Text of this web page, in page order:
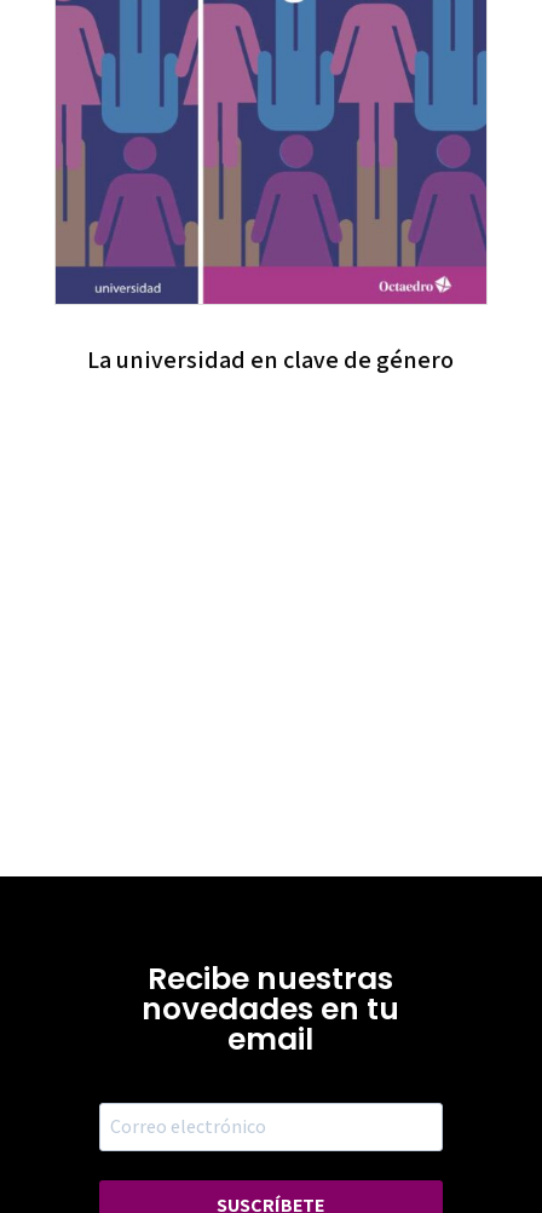
La universidad en clave de género
Recibe nuestras
novedades en tu
email
SUSCRÍBETE